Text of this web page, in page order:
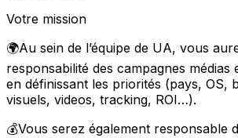
Votre mission
🌍Au sein de l’équipe de UA, vous
responsabilité des campagnes médias
en définissant les priorités (pays, OS,
visuels, videos, tracking, ROI…).
💰Vous serez également responsable